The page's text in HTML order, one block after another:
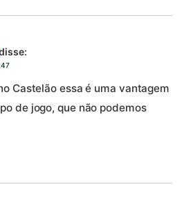
Castelão essa é uma vantagem
de jogo, que não podemos